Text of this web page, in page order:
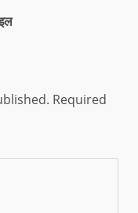
Required